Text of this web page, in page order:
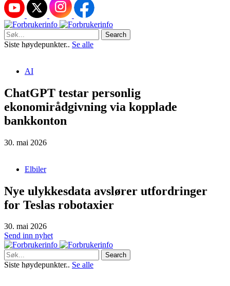
Search
Siste høydepunkter.. Se alle
AI
ChatGPT testar personlig
ekonomirådgivning via kopplade
bankkonton
30. mai 2026
Elbiler
Nye ulykkesdata avslører utfordringer
for Teslas robotaxier
30. mai 2026
Send inn nyhet
Search
Siste høydepunkter.. Se alle